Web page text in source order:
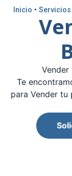
Inicio •
Te
para Vender tu